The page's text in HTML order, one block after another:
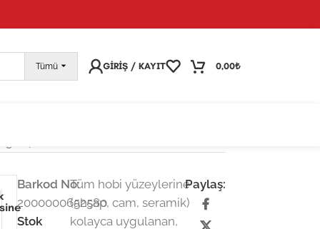
vermeye devam edebilirsiniz; tüm kargolarınız
Tümü GIRIŞ / KAYIT 0,00₺
Barkod No:
2000000652580
Stok
Tüm hobi yüzeylerine
(ahşap, cam, seramik)
kolayca uygulanan,
Paylaş: